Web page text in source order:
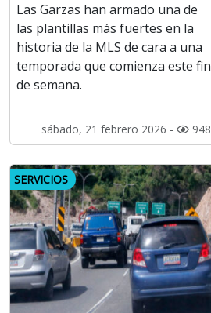
Las Garzas han armado una de
las plantillas más fuertes en la
historia de la MLS de cara a una
temporada que comienza este fin
de semana.
sábado, 21 febrero 2026 - 948
SERVICIOS